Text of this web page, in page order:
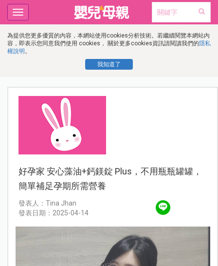
為提供您更多優質的內容，本網站使用cookies分析技術。若繼續閱覽本網站內
容，即表示您同意我們使用 cookies， 關於更多cookies資訊請閱讀我們的隱私
權說明 。
我知道了
Toggle
navigation
好孕家 安心藻油+鈣鎂錠 Plus，不用瓶瓶罐罐，
簡單補足孕期所需營養
發表人：Tina Jhan
發表日期：2025-04-14